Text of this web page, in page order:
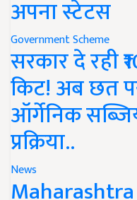
अपना स्टेटस
Government Scheme
सरकार दे रही
किट! अब छत
ऑर्गेनिक
प्रक्रिया..
News
Maharashtra